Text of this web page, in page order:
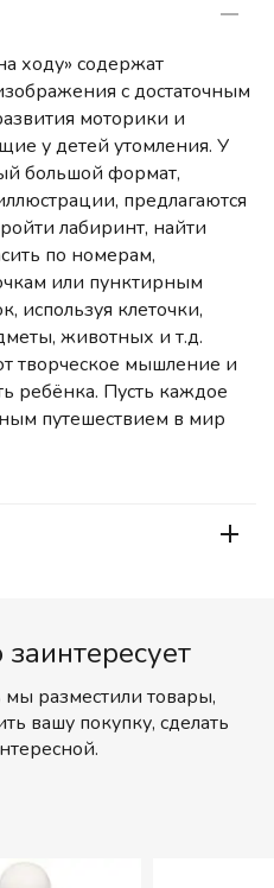
ходу» содержат
с достаточным
моторики и
у детей утомления. У
большой формат,
предлагаются
лабиринт, найти
по номерам,
или пунктирным
используя клеточки,
животных и т.д.
творческое мышление и
ребёнка. Пусть каждое
путешествием в мир
разместили товары,
вашу покупку, сделать